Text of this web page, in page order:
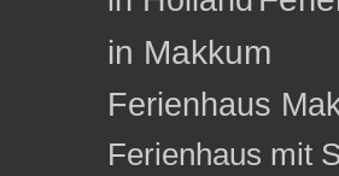
in Makkum
Ferienhaus
Ferienhaus mit